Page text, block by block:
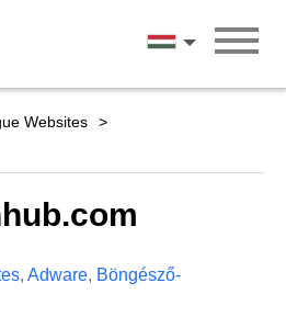
Magyar
Websites
, Adware, Böngésző-